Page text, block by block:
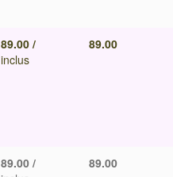
89.00 /
inclus
89.00
89.00 /
89.00